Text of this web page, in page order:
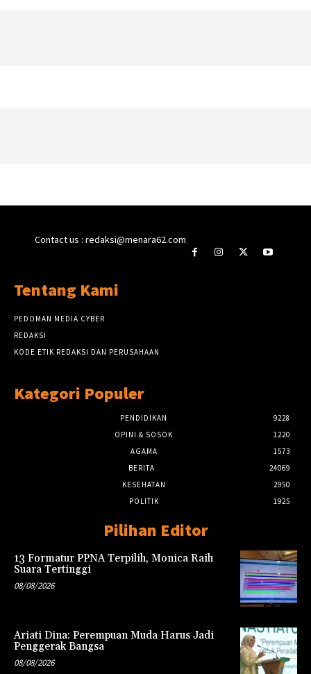
Contact us : redaksi@menara62.com
Tentang Kami
PEDOMAN MEDIA CYBER
REDAKSI
KODE ETIK REDAKSI DAN PERUSAHAAN
Kategori Populer
PENDIDIKAN
9228
OPINI & SOSOK
1220
AGAMA
1573
BERITA
24069
KESEHATAN
2950
POLITIK
1925
Pilihan Editor
13 Formatur PPNA Terpilih, Monica Raih
Suara Tertinggi
08/08/2026
Ariati Dina: Perempuan Muda Harus Jadi
Penggerak Bangsa
08/08/2026